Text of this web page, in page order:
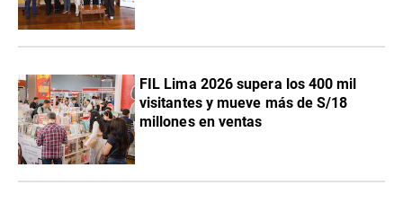
FIL Lima 2026 supera los 400 mil
visitantes y mueve más de S/18
millones en ventas